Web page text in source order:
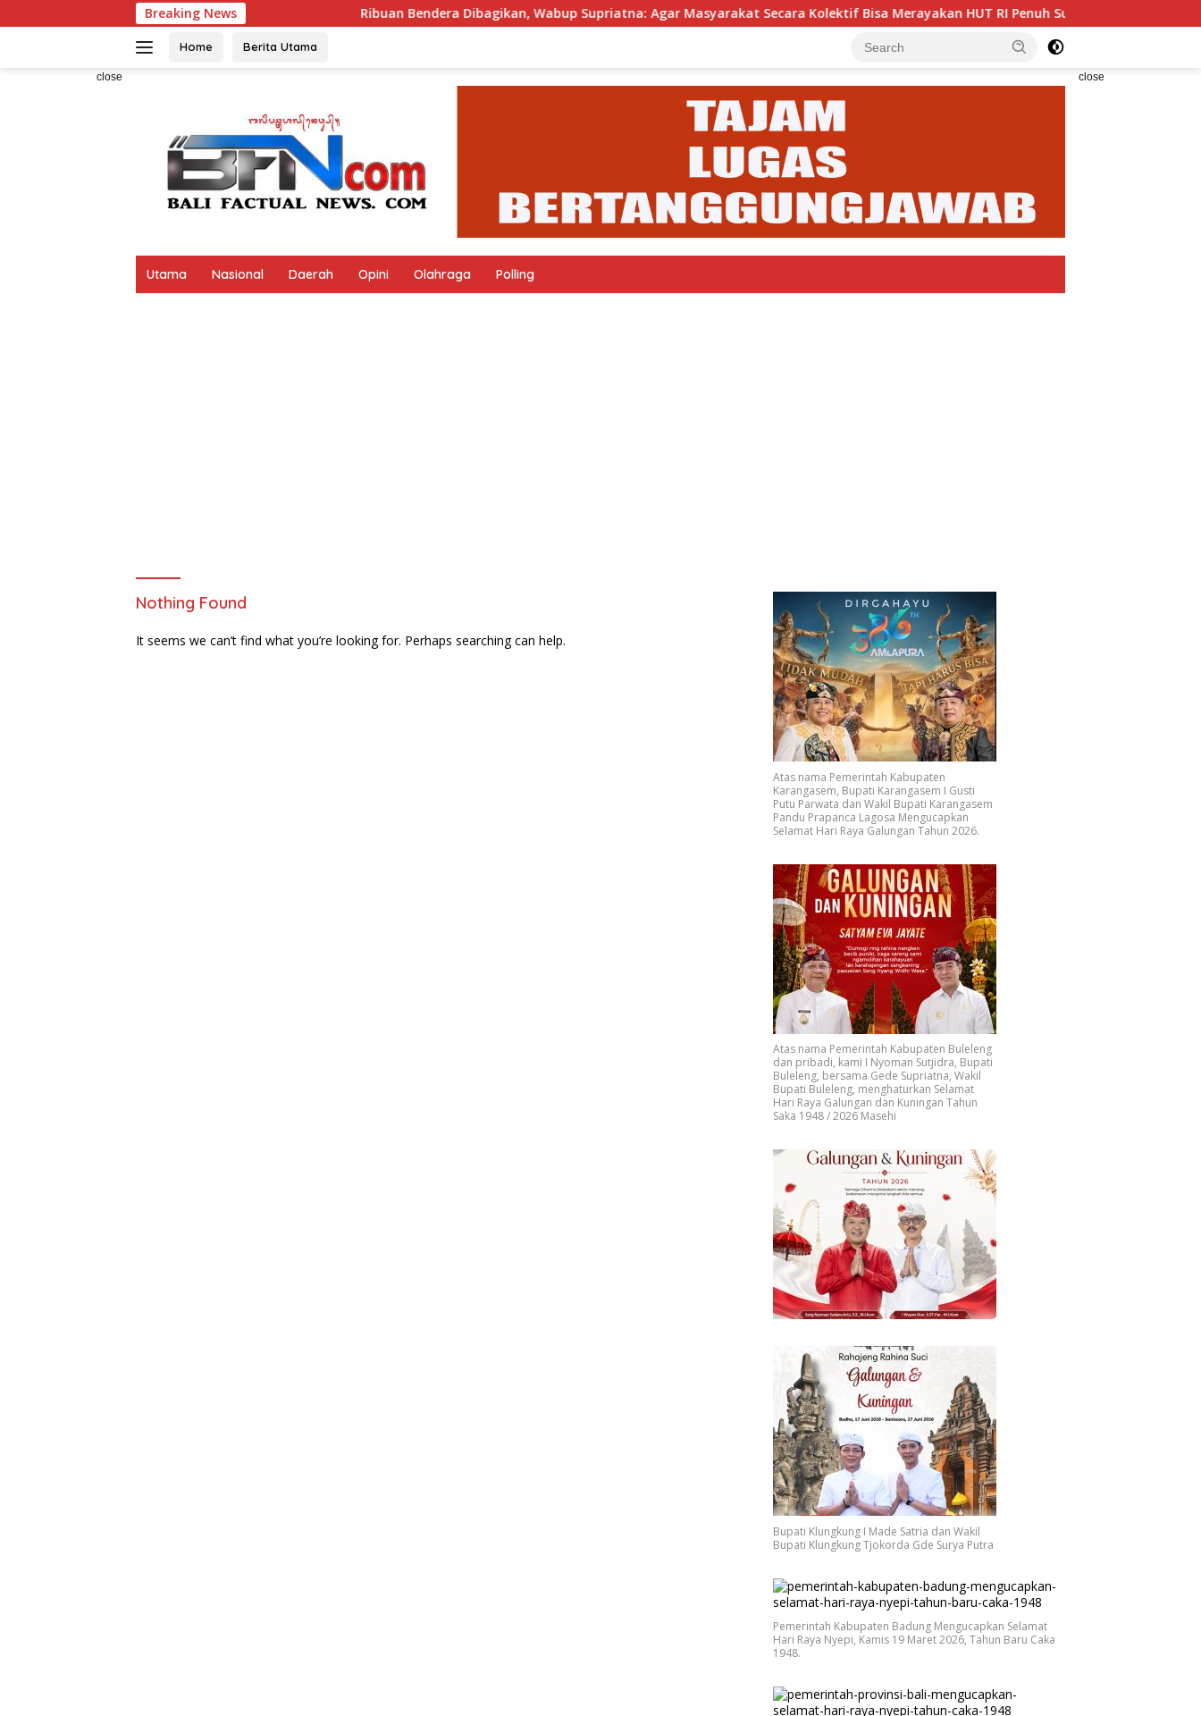
to
Breaking News Ribuan Bendera Dibagikan, Wabup Supriatna: Agar Masyarakat Secara Kolektif Bisa Merayakan HUT RI Penuh Suka Cita Enam Analis
Home Berita Utama
close close
Utama Nasional Daerah Opini Olahraga Polling
Nothing Found
It seems we can’t find what you’re looking for. Perhaps searching can help.
Atas nama Pemerintah Kabupaten
Karangasem, Bupati Karangasem I Gusti
Putu Parwata dan Wakil Bupati Karangasem
Pandu Prapanca Lagosa Mengucapkan
Selamat Hari Raya Galungan Tahun 2026.
Atas nama Pemerintah Kabupaten Buleleng
dan pribadi, kami I Nyoman Sutjidra, Bupati
Buleleng, bersama Gede Supriatna, Wakil
Bupati Buleleng, menghaturkan Selamat
Hari Raya Galungan dan Kuningan Tahun
Saka 1948 / 2026 Masehi
Bupati Klungkung I Made Satria dan Wakil
Bupati Klungkung Tjokorda Gde Surya Putra
Pemerintah Kabupaten Badung Mengucapkan Selamat
Hari Raya Nyepi, Kamis 19 Maret 2026, Tahun Baru Caka
1948.